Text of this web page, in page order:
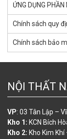
ỨNG DỤNG PHẦN
Chính sách quy
Chính sách bảo
NỘI THẤT
VP: 03 Tân Lập –
Kho 1: KCN Bích
Kho 2: Kho Kim